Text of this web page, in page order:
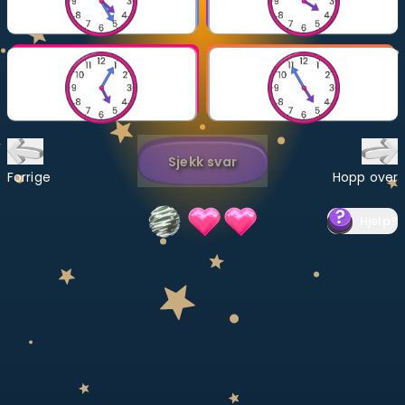
Bestill privatundervisning
LÆREPLAN
Velg læreplan
Logg inn
Forrige
Sjekk svar
Hopp over
?